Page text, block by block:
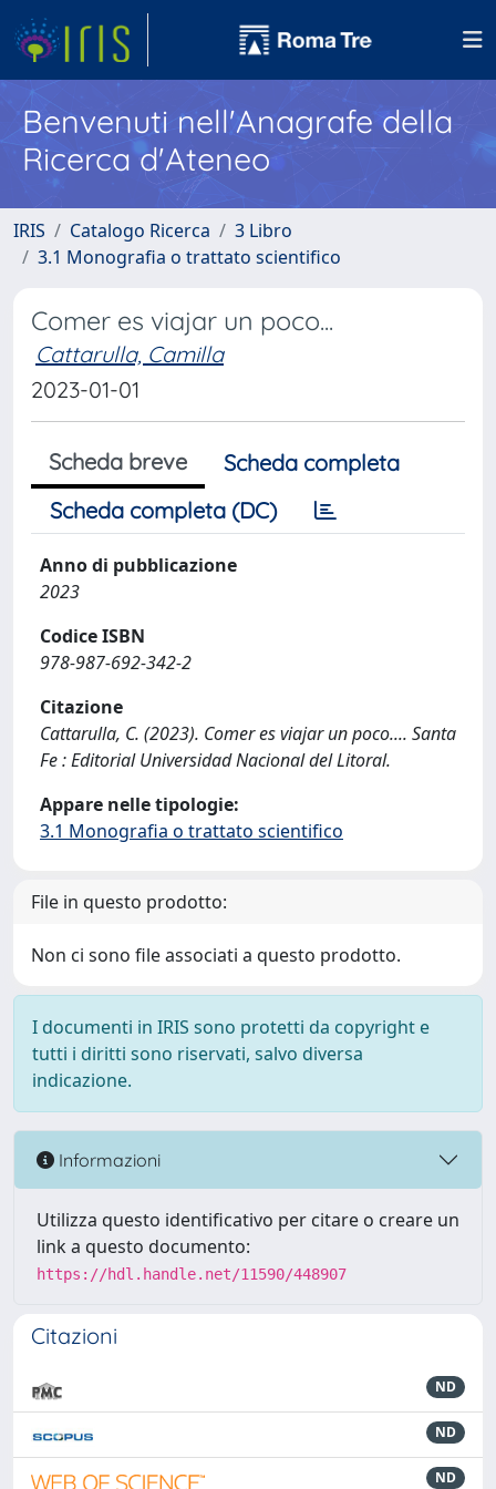
Benvenuti nell'Anagrafe della
Ricerca d'Ateneo
IRIS Catalogo Ricerca
3 Libro
3.1 Monografia o trattato scientifico
Comer es viajar un poco...
Cattarulla, Camilla
2023-01-01
Scheda breve
Scheda completa
Scheda completa (DC)
Anno di pubblicazione
2023
Codice ISBN
978-987-692-342-2
Citazione
Cattarulla, C. (2023). Comer es viajar un poco.... Santa
Fe : Editorial Universidad Nacional del Litoral.
Appare nelle tipologie:
3.1 Monografia o trattato scientifico
File in questo prodotto:
Non ci sono file associati a questo prodotto.
I documenti in IRIS sono protetti da copyright e
tutti i diritti sono riservati, salvo diversa
indicazione.
Informazioni
Utilizza questo identificativo per citare o creare un
link a questo documento:
https://hdl.handle.net/11590/448907
Citazioni
ND
ND
ND